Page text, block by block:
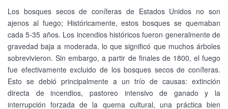
Los bosques secos de coníferas de Estados Unidos no son
ajenos al fuego; Históricamente, estos bosques se quemaban
cada 5-35 años. Los incendios históricos fueron generalmente de
gravedad baja a moderada, lo que significó que muchos árboles
sobrevivieron. Sin embargo, a partir de finales de 1800, el fuego
fue efectivamente excluido de los bosques secos de coníferas.
Esto se debió principalmente a un trío de causas: extinción
directa de incendios, pastoreo intensivo de ganado y la
interrupción forzada de la quema cultural, una práctica bien